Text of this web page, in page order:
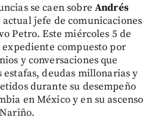
se caen sobre Andrés
actual jefe de comunicaciones
Petro. Este miércoles 5 de
expediente compuesto por
y conversaciones que
deudas millonarias y
durante su desempeño
en México y en su ascenso